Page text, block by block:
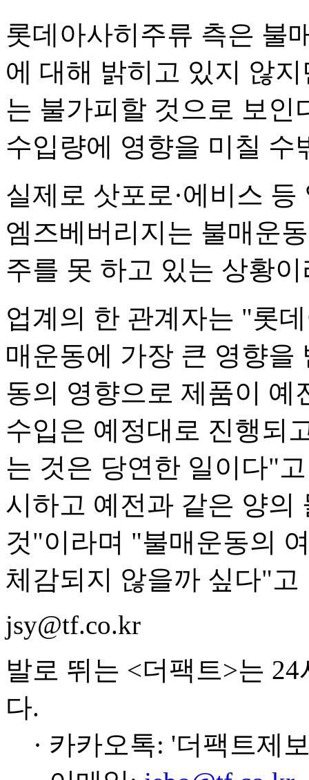
롯데아사히주류 측은 불
에 대해 밝히고 있지 않
는 불가피할 것으로 보인
수입량에 영향을 미칠 수
실제로 삿포로·에비스
엠즈베버리지는 불매운
주를 못 하고 있는 상황
업계의 한 관계자는 "롯
매운동에 가장 큰 영향
동의 영향으로 제품이 예
수입은 예정대로 진행되
는 것은 당연한 일이다"
시하고 예전과 같은 양의
것"이라며 "불매운동의
체감되지 않을까 싶다"고
jsy@tf.co.kr
발로 뛰는 <더팩트>는
다.
· 카카오톡: '더팩트제